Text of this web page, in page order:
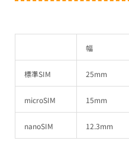
幅
標準SIM 25mm
microSIM 15mm
nanoSIM 12.3mm